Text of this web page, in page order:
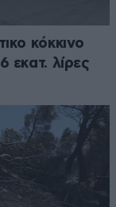
κόκκινο
εκατ. λίρες